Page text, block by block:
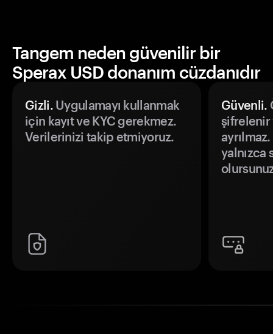
Tangem neden güvenilir bir
Sperax USD donanım cüzdanıdır
Gizli.Uygulamayı kullanmak
için kayıt ve KYC gerekmez.
Verilerinizi takip etmiyoruz.
Güvenli.
şifrelenir
yalnızca